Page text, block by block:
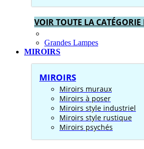
VOIR TOUTE LA
Grandes Lampes
MIROIRS
MIROIRS
Miroirs muraux
Miroirs à poser
Miroirs style industriel
Miroirs style rustique
Miroirs psychés